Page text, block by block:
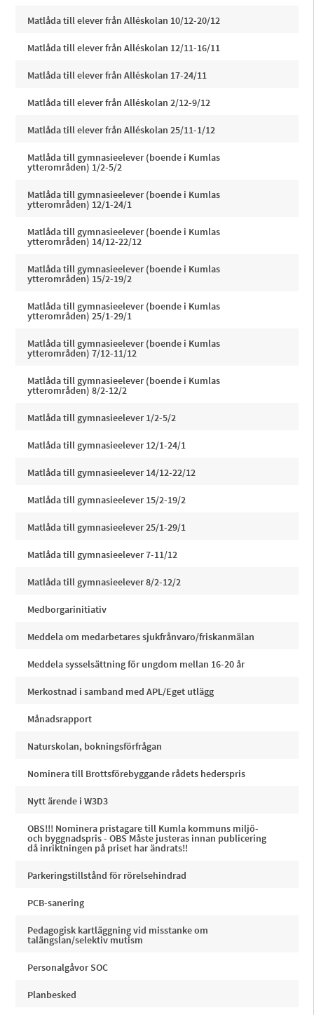
Matlåda till elever från Alléskolan 10/12-20/12
Matlåda till elever från Alléskolan 12/11-16/11
Matlåda till elever från Alléskolan 17-24/11
Matlåda till elever från Alléskolan 2/12-9/12
Matlåda till elever från Alléskolan 25/11-1/12
Matlåda till gymnasieelever (boende i Kumlas
ytterområden) 1/2-5/2
Matlåda till gymnasieelever (boende i Kumlas
ytterområden) 12/1-24/1
Matlåda till gymnasieelever (boende i Kumlas
ytterområden) 14/12-22/12
Matlåda till gymnasieelever (boende i Kumlas
ytterområden) 15/2-19/2
Matlåda till gymnasieelever (boende i Kumlas
ytterområden) 25/1-29/1
Matlåda till gymnasieelever (boende i Kumlas
ytterområden) 7/12-11/12
Matlåda till gymnasieelever (boende i Kumlas
ytterområden) 8/2-12/2
Matlåda till gymnasieelever 1/2-5/2
Matlåda till gymnasieelever 12/1-24/1
Matlåda till gymnasieelever 14/12-22/12
Matlåda till gymnasieelever 15/2-19/2
Matlåda till gymnasieelever 25/1-29/1
Matlåda till gymnasieelever 7-11/12
Matlåda till gymnasieelever 8/2-12/2
Medborgarinitiativ
Meddela om medarbetares sjukfrånvaro/friskanmälan
Meddela sysselsättning för ungdom mellan 16-20 år
Merkostnad i samband med APL/Eget utlägg
Månadsrapport
Naturskolan, bokningsförfrågan
Nominera till Brottsförebyggande rådets hederspris
Nytt ärende i W3D3
OBS!!! Nominera pristagare till Kumla kommuns miljö-
och byggnadspris - OBS Måste justeras innan publicering
då inriktningen på priset har ändrats!!
Parkeringstillstånd för rörelsehindrad
PCB-sanering
Pedagogisk kartläggning vid misstanke om
talängslan/selektiv mutism
Personalgåvor SOC
Planbesked